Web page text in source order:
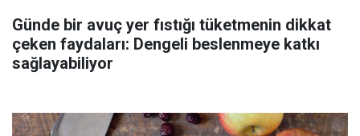
Günde bir avuç yer fıstığı tüketmenin dikkat
çeken faydaları: Dengeli beslenmeye katkı
sağlayabiliyor